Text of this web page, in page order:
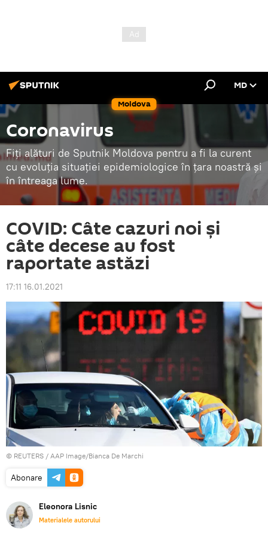
Moldova
MD
Coronavirus
Fiți alături de Sputnik Moldova pentru a fi la curent
cu evoluția situației epidemiologice în țara noastră și
în întreaga lume.
COVID: Câte cazuri noi și
câte decese au fost
raportate astăzi
17:11 16.01.2021
© REUTERS / AAP Image/Bianca De Marchi
Abonare
Eleonora Lisnic
Materialele autorului